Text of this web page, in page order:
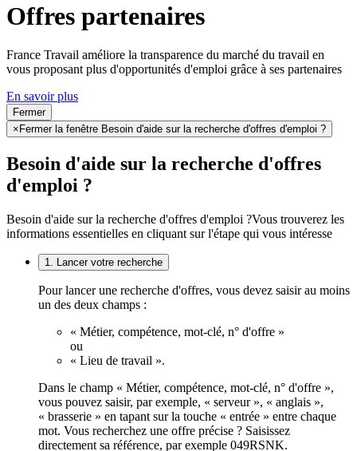
Offres partenaires
France Travail améliore la transparence du marché du travail en
vous proposant plus d'opportunités d'emploi grâce à ses partenaires
En savoir plus
Fermer
× Fermer la fenêtre Besoin d'aide sur la recherche d'offres d'emploi ?
Besoin d'aide sur la recherche d'offres
d'emploi ?
Besoin d'aide sur la recherche d'offres d'emploi ?Vous trouverez les
informations essentielles en cliquant sur l'étape qui vous intéresse
1. Lancer votre recherche
Pour lancer une recherche d'offres, vous devez saisir au moins
un des deux champs :
« Métier, compétence, mot-clé, n° d'offre »
ou
« Lieu de travail ».
Dans le champ « Métier, compétence, mot-clé, n° d'offre »,
vous pouvez saisir, par exemple, « serveur », « anglais »,
« brasserie » en tapant sur la touche « entrée » entre chaque
mot. Vous recherchez une offre précise ? Saisissez
directement sa référence, par exemple 049RSNK.